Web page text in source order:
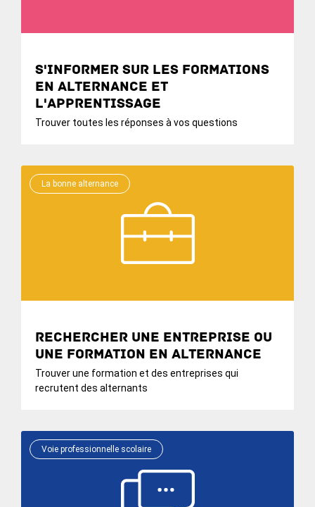
S'informer sur les formations
en alternance et
l'apprentissage
Trouver toutes les réponses à vos questions
La bonne alternance
Rechercher une entreprise ou
une formation en alternance
Trouver une formation et des entreprises qui
recrutent des alternants
Voie professionnelle scolaire